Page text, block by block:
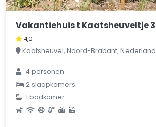
Vakantiehuis t Kaatsheuveltje 3
4,0
Kaatsheuvel, Noord-Brabant, Nederland
4 personen
2 slaapkamers
1 badkamer